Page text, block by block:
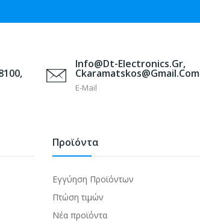
Info@dt-Electronics.gr,
Ckaramatskos@gmail.com
E-Mail
Προϊόντα
Εγγύηση Προϊόντων
Πτώση τιμών
Νέα προϊόντα